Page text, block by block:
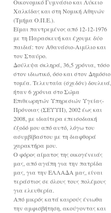
Οικονομικό Γυμνάσιο και Λύκειο
Χαλκίδας και στη Νομική Αθηνών
(Τμήμα Ο.Π.Ε.).
Είμαι παντρεμένος από 12-12-1976
με τη Παρασκευή και έχουμε δύο
παιδιά: τον Αθανάσιο-Αιμίλιο και
τον Σταύρο.
Δούλεψα σκληρά, 36,5 χρόνια, τόσο
στον ιδιωτικό, όσο και στον Δημόσιο
τομέα. Τελευταία (σχεδόν) δουλειά,
ήταν 6 χρόνια στο Σώμα
Επιθεωρητών Υπηρεσιών Υγείας-
Πρόνοιας (ΣΕΥΥΠ), 2002 έως και
2008, με ιδιαίτερα επεισοδιακή
έξοδό μου από αυτό, λόγω του
ασυμβίβαστου με τη διαφθορά
χαρακτήρα μου.
Ο φόρος αίματος της οικογένειάς
μας, από αγάπη για την πατρίδα
μας, για την ΕΛΛΑΔΑ μας, είναι
τεράστιος σε όλους τους πολέμους
για ελευθερία.
Από μικρός κατά καιρούς ένιωθα
την αμφισβήτηση, ακούγοντας και